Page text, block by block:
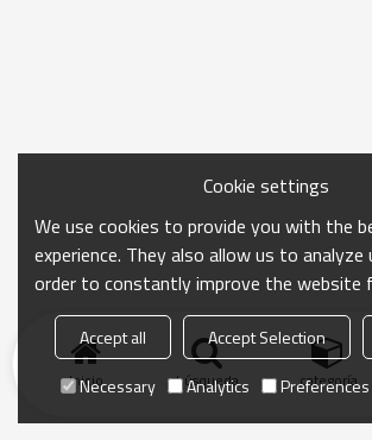
Inicio búsqueda categoría
Cookie settings
We use cookies to provide you with the
experience. They also allow us to analyze
order to constantly improve the website
Accept all Accept Selection
Necessary
Analytics Preferences